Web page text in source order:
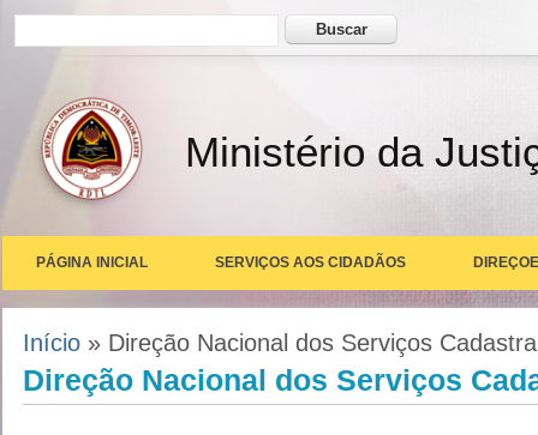
Formulário de busca Buscar
Ministério da
PÁGINA INICIAL SERVIÇOS AOS CIDADÃOS
Você está aqui
Início » Direção Nacional dos Serviços
Direção Nacional dos Serviços